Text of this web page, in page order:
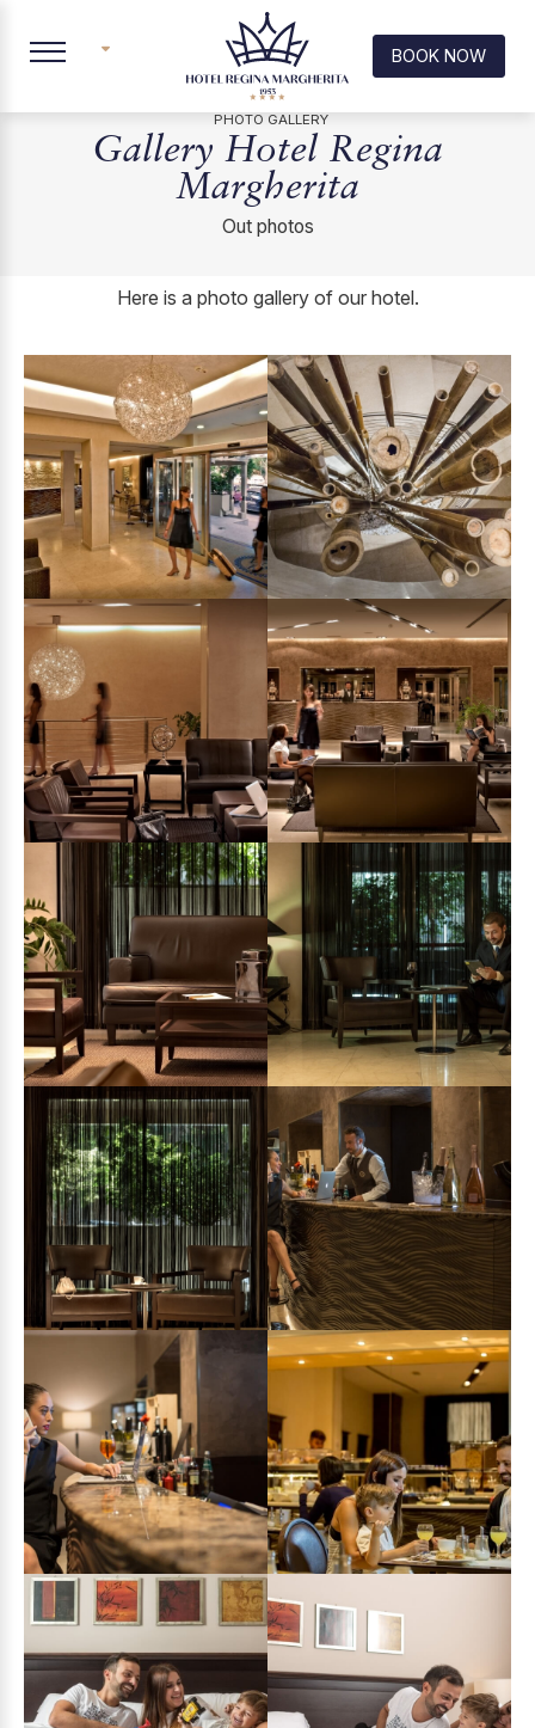
BOOK NOW
PHOTO GALLERY
Gallery Hotel Regina
Margherita
Out photos
Here is a photo gallery of our hotel.